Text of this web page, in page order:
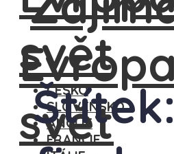
ČESKO
SLOVENSKO
ANGLIE
FRANCIE